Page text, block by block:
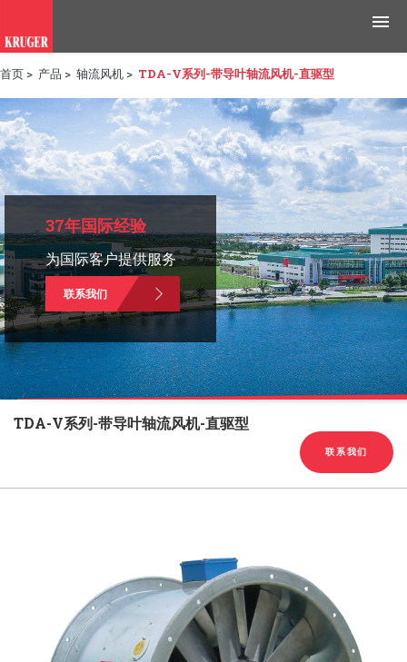
产品
应用领域
工具与资源
新闻媒体
为什么选择科禄格
招聘
联系我们
首页 > 产品 > 轴流风机 > TDA-V系列-带导叶轴流风机-直驱型
37年国际经验
为国际客户提供服务
联系我们
TDA-V系列-带导叶轴流风机-直驱型
联系我们